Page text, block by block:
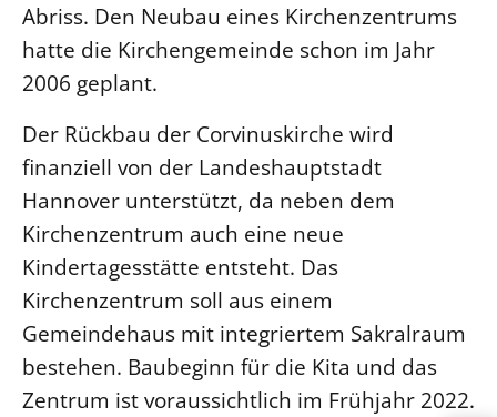
Abriss. Den Neubau eines Kirchenzentrums
hatte die Kirchengemeinde schon im Jahr
2006 geplant.
Der Rückbau der Corvinuskirche wird
finanziell von der Landeshauptstadt
Hannover unterstützt, da neben dem
Kirchenzentrum auch eine neue
Kindertagesstätte entsteht. Das
Kirchenzentrum soll aus einem
Gemeindehaus mit integriertem Sakralraum
bestehen. Baubeginn für die Kita und das
Zentrum ist voraussichtlich im Frühjahr 2022.
Ephoralbüro
Finanzplanung
Fundraising
IT-Service
Corporate Design
Interventionsplan
Jahresgespräche
Kantine Speiseplan
Kirchliches Amtsblatt
Kirchliche Verwaltung
Klimaschutzgesetz
Kunstreferat